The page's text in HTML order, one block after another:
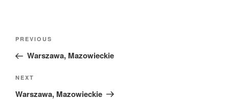
Nawigacja
Previous
Post
PREVIOUS
Warszawa, Mazowieckie
Next
Post
NEXT
Warszawa, Mazowieckie